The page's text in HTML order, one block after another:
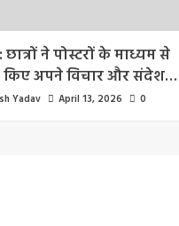
छात्रों ने पोस्टरों के माध्यम से
किए अपने विचार और संदेश…
Yadav April 13, 2026 0